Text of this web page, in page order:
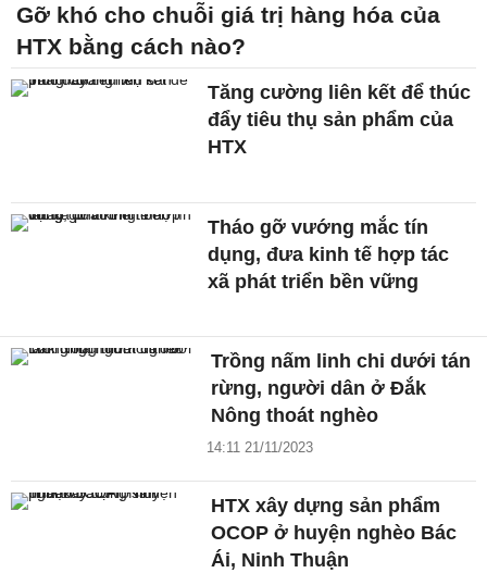
Gỡ khó cho chuỗi giá trị hàng hóa của
HTX bằng cách nào?
Tăng cường liên kết để thúc
đẩy tiêu thụ sản phẩm của
HTX
Tháo gỡ vướng mắc tín
dụng, đưa kinh tế hợp tác
xã phát triển bền vững
Trồng nấm linh chi dưới tán
rừng, người dân ở Đắk
Nông thoát nghèo
14:11 21/11/2023
HTX xây dựng sản phẩm
OCOP ở huyện nghèo Bác
Ái, Ninh Thuận